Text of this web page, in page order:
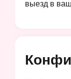
выезд в